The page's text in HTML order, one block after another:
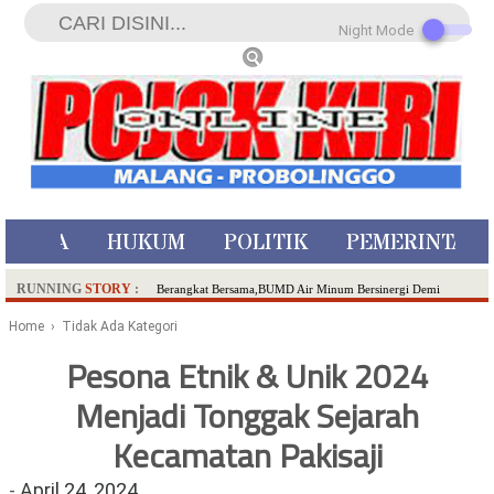
HUKUM POLITIK
RUNNING STORY : Berangkat Bersama,BUMD Air Minum Bersinergi Demi
Ditangkap di Kediri,Satu Buron
Literasi Melalui LASKAR JODA, Usung Filosofi Gelar Sehelai
Tikar
Home › Tidak Ada Kategori
Pesona Etnik & Unik 2024
Menjadi Tonggak Sejarah
Kecamatan Pakisaji
Night Mode